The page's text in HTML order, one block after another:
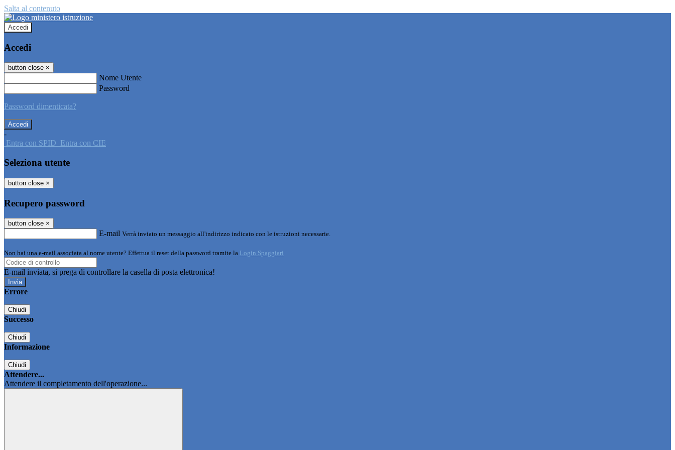
Salta al contenuto
Accedi
Accedi
button close ×
Nome Utente
Password
Password dimenticata?
-
Entra con SPID Entra con CIE
Seleziona utente
button close ×
Recupero password
button close ×
E-mail Verrà inviato un messaggio all'indirizzo indicato con le istruzioni necessarie.
Non hai una e-mail associata al nome utente? Effettua il reset della password tramite la Login Spaggiari
E-mail inviata, si prega di controllare la casella di posta elettronica!
Errore
Chiudi
Successo
Chiudi
Informazione
Chiudi
Attendere...
Attendere il completamento dell'operazione...